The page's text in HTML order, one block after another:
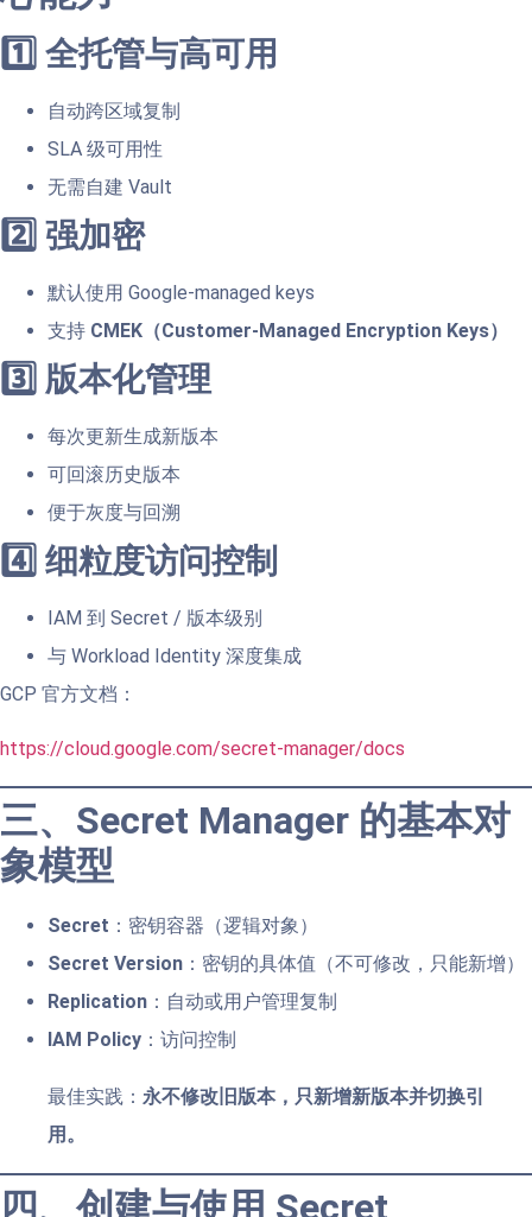
1️⃣ 全托管与高可用
自动跨区域复制
SLA 级可用性
无需自建 Vault
2️⃣ 强加密
默认使用 Google-managed keys
支持 CMEK（Customer-Managed Encryption Keys）
3️⃣ 版本化管理
每次更新生成新版本
可回滚历史版本
便于灰度与回溯
4️⃣ 细粒度访问控制
IAM 到 Secret / 版本级别
与 Workload Identity 深度集成
GCP 官方文档：
https://cloud.google.com/secret-manager/docs
三、Secret Manager 的基本对
象模型
Secret ：密钥容器（逻辑对象）
Secret Version ：密钥的具体值（不可修改，只能新增）
Replication ：自动或用户管理复制
IAM Policy ：访问控制
最佳实践： 永不修改旧版本，只新增新版本并切换引
用。
四、创建与使用 Secret